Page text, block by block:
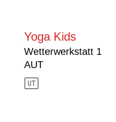
Yoga Kids
Wetterwerkstatt 1
AUT